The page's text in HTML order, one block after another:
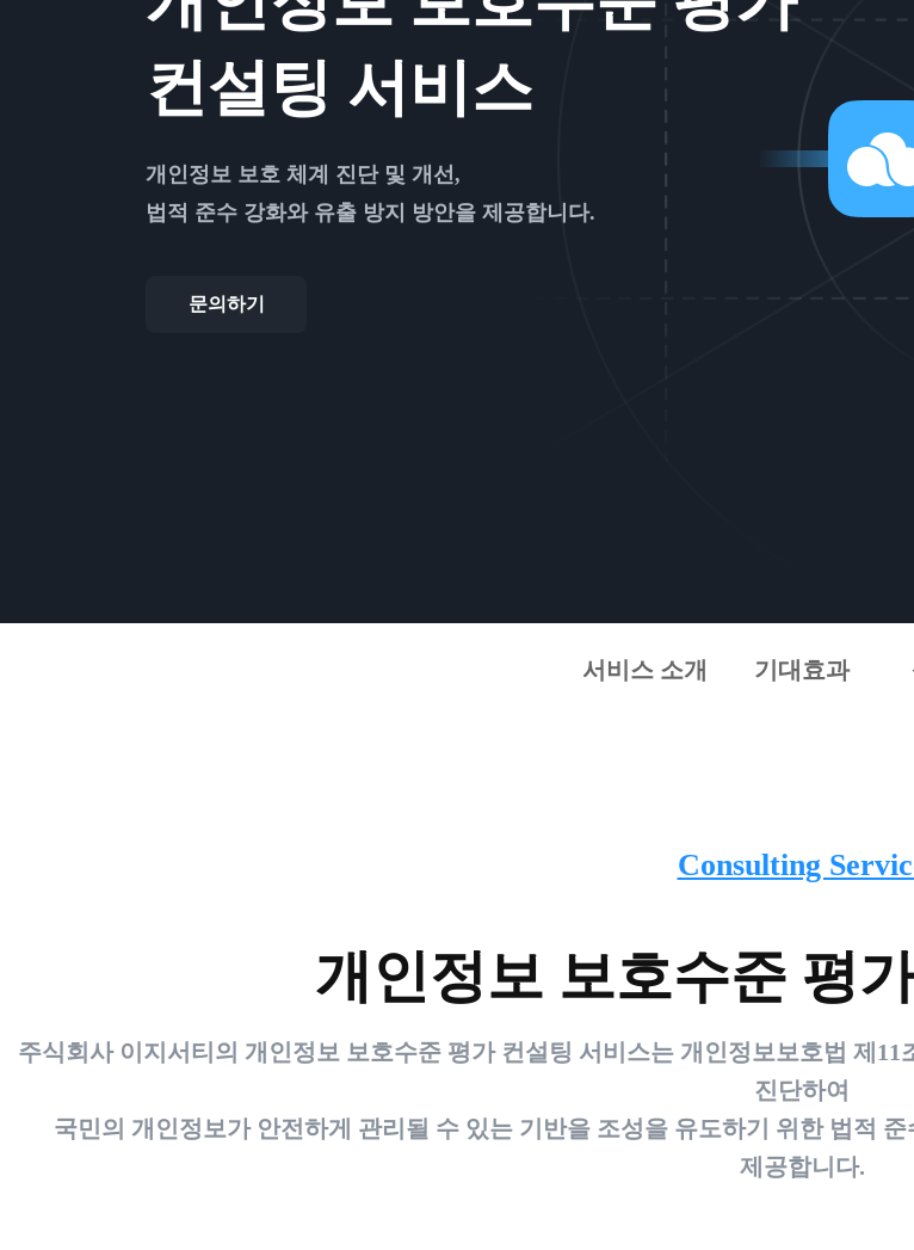
컨설팅 서비스
개인정보 보호 체계 진단 및 개선,
법적 준수 강화와 유출 방지 방안을 제공합니다.
문의하기
서비스 소개 기대효과
Consulting
개인정보 보호수준 평
주식회사 이지서티의 개인정보 보호수준 평가 컨설팅 서비스는 개인정보보호법 제
진단하여
국민의 개인정보가 안전하게 관리될 수 있는 기반을 조성을 유도하기 위한 법적
제공합니다.